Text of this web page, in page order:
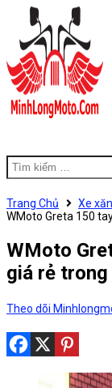
Trang Chủ
Xe
WMoto Greta 150
WMoto
giá rẻ
Theo dõi